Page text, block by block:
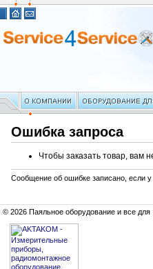
Ошибка запроса
Чтобы заказать товар, вам
Сообщение об ошибке записано, если
© 2026 Паяльное оборудование и все для